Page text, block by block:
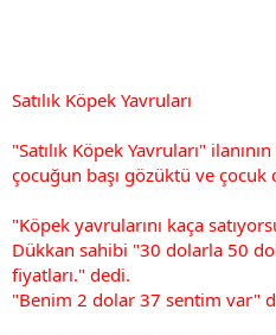
Satılık Köpek Yavruları
"Satılık Köpek Yavruları"
çocuğun başı gözüktü ve
"Köpek yavrularını kaça
Dükkan sahibi "30 dolarla 50
fiyatları." dedi.
"Benim 2 dolar 37 sentim var"